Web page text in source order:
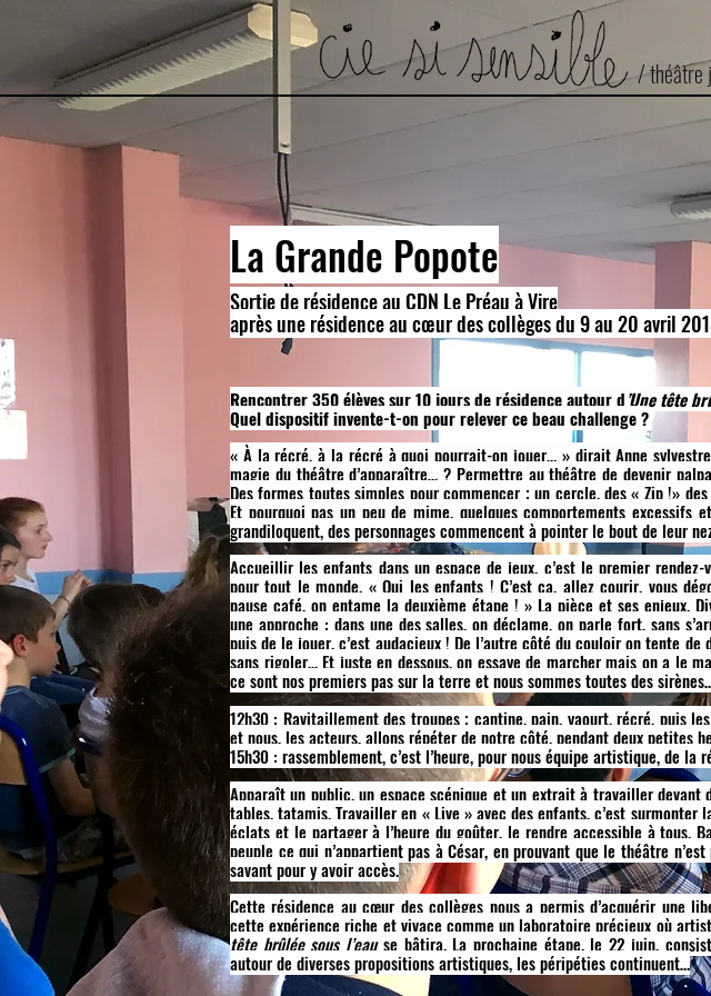
/ théâtre
La Grande Popote
Sortie de résidence au CDN Le Préau à Vire
après une résidence au cœur des collèges du 9 au 20 avril
Rencontrer 350 élèves sur 10 jours de résidence autour d’Une tête
Quel dispositif invente-t-on pour relever ce beau challenge ?
« À la récré, à la récré à quoi pourrait-on jouer… » dirait Anne
magie du théâtre d’apparaître… ? Permettre au théâtre de devenir
Des formes toutes simples pour commencer ; un cercle, des « Zip !»
Et pourquoi pas un peu de mime, quelques comportements
grandiloquent, des personnages commencent à pointer le bout de leur
Accueillir les enfants dans un espace de jeux, c’est le premier
pour tout le monde. « Oui les enfants ! C’est ça, allez courir, vous
pause café, on entame la deuxième étape ! » La pièce et ses enjeux.
une approche : dans une des salles, on déclame, on parle fort, sans
puis de le jouer, c’est audacieux ! De l’autre côté du couloir on tente
sans rigoler… Et juste en dessous, on essaye de marcher mais on a le
ce sont nos premiers pas sur la terre et nous sommes toutes des
12h30 : Ravitaillement des troupes ; cantine, pain, yaourt, récré, puis
et nous, les acteurs, allons répéter de notre côté, pendant deux petites
15h30 : rassemblement, c’est l’heure, pour nous équipe artistique, de la
Apparaît un public, un espace scénique et un extrait à travailler devant
tables, tatamis. Travailler en « Live » avec des enfants, c’est
éclats et le partager à l’heure du goûter, le rendre accessible à tous.
peuple ce qui n’appartient pas à César, en prouvant que le théâtre
savant pour y avoir accès.
Cette résidence au cœur des collèges nous a permis d’acquérir une
cette expérience riche et vivace comme un laboratoire précieux où
tête brûlée sous l’eause bâtira. La prochaine étape, le 22 juin,
autour de diverses propositions artistiques, les péripéties continuent…